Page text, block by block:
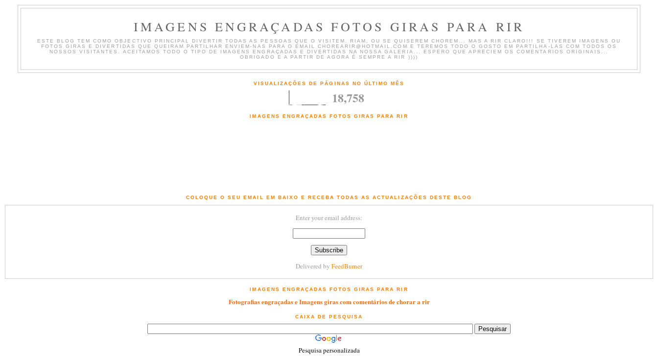
IMAGENS ENGRAÇADAS FOTOS GIRAS PARA RIR
ESTE BLOG TEM COMO OBJECTIVO PRINCIPAL DIVERTIR TODAS AS PESSOAS QUE O VISITEM. RIAM, OU SE QUISEREM CHOREM... MAS A RIR CLARO!!! SE TIVEREM IMAGENS OU
FOTOS GIRAS E DIVERTIDAS QUE QUEIRAM PARTILHAR ENVIEM-NAS PARA O EMAIL CHOREARIR@HOTMAIL.COM E TEREMOS TODO O GOSTO EM PARTILHA-LAS COM TODOS OS
NOSSOS VISITANTES. ACEITAMOS TODO O TIPO DE IMAGENS ENGRAÇADAS E DIVERTIDAS NA NOSSA GALERIA... ESPERO QUE APRECIEM OS COMENTARIOS ORIGINAIS...
OBRIGADO E A PARTIR DE AGORA É SEMPRE A RIR ))))
VISUALIZAÇÕES DE PÁGINAS NO ÚLTIMO MÊS
18,758
IMAGENS ENGRAÇADAS FOTOS GIRAS PARA RIR
COLOQUE O SEU EMAIL EM BAIXO E RECEBA TODAS AS ACTUALIZAÇÕES DESTE BLOG
Enter your email address:
Delivered by FeedBurner
IMAGENS ENGRAÇADAS FOTOS GIRAS PARA RIR
Fotografias engraçadas e Imagens giras com comentários de chorar a rir
CAIXA DE PESQUISA
Pesquisa personalizada